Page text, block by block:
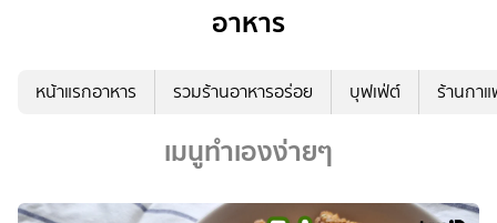
อาหาร
หน้าแรกอาหาร รวมร้านอาหารอร่อย บุฟเฟ่ต์ ร้านกา
เมนูทำเองง่ายๆ